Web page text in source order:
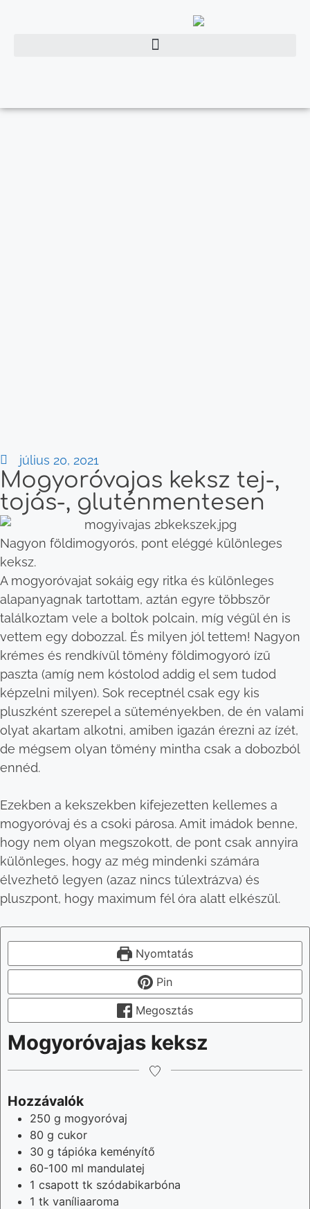
július 20, 2021
Mogyoróvajas keksz tej-,
tojás-, gluténmentesen
Nagyon földimogyorós, pont eléggé különleges
keksz.
A mogyoróvajat sokáig egy ritka és különleges
alapanyagnak tartottam, aztán egyre többször
találkoztam vele a boltok polcain, míg végül én is
vettem egy dobozzal. És milyen jól tettem! Nagyon
krémes és rendkívül tömény földimogyoró ízű
paszta (amíg nem kóstolod addig el sem tudod
képzelni milyen). Sok receptnél csak egy kis
pluszként szerepel a süteményekben, de én valami
olyat akartam alkotni, amiben igazán érezni az ízét,
de mégsem olyan tömény mintha csak a dobozból
ennéd.
Ezekben a kekszekben kifejezetten kellemes a
mogyoróvaj és a csoki párosa. Amit imádok benne,
hogy nem olyan megszokott, de pont csak annyira
különleges, hogy az még mindenki számára
élvezhető legyen (azaz nincs túlextrázva) és
pluszpont, hogy maximum fél óra alatt elkészül.
Nyomtatás
Pin
Megosztás
Mogyoróvajas keksz
Hozzávalók
250 g mogyoróvaj
80 g cukor
30 g tápióka keményítő
60-100 ml mandulatej
1 csapott tk szódabikarbóna
1 tk vaníliaaroma